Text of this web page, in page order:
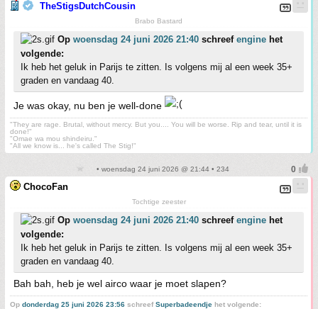
TheStigsDutchCousin
Brabo Bastard
Op woensdag 24 juni 2026 21:40 schreef engine het
volgende:
Ik heb het geluk in Parijs te zitten. Is volgens mij al een week 35+
graden en vandaag 40.
Je was okay, nu ben je well-done
"They are rage. Brutal, without mercy. But you.... You will be worse. Rip and tear, until it is
done!"
"Omae wa mou shindeiru."
"All we know is... he's called The Stig!"
• woensdag 24 juni 2026 @ 21:44 • 234
ChocoFan
Tochtige zeester
Op woensdag 24 juni 2026 21:40 schreef engine het
volgende:
Ik heb het geluk in Parijs te zitten. Is volgens mij al een week 35+
graden en vandaag 40.
Bah bah, heb je wel airco waar je moet slapen?
Op donderdag 25 juni 2026 23:56 schreefSuperbadeendje het volgende: